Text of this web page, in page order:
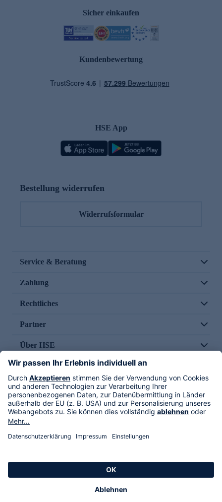
Sicher einkaufen
Kundenbewertung
HSE App
Bestellung widerrufen
Widerrufsformular
Service & Beratung
Zahlung
Rechtliches
Partner
Über HSE
Im TV
HSE International